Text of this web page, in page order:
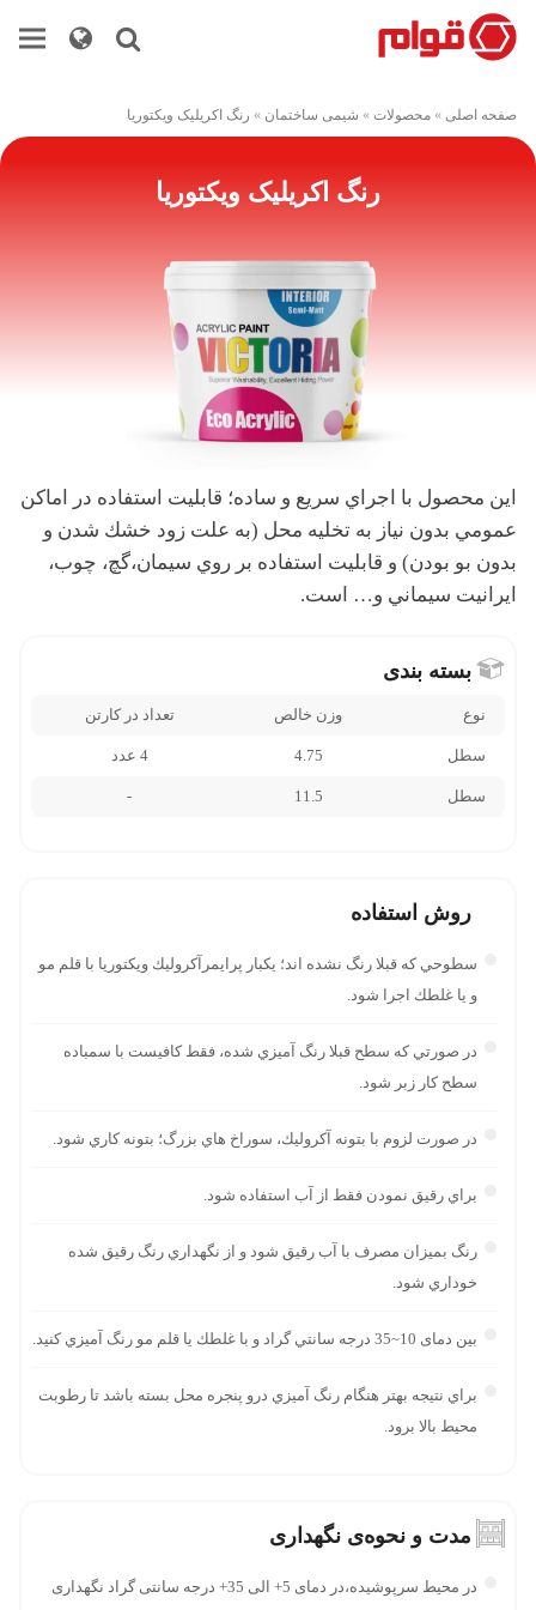
صفحه اصلی » محصولات » شیمی ساختمان » رنگ اکریلیک ویکتوریا
رنگ اکریلیک ویکتوریا
این محصول با اجراي سريع و ساده؛ قابليت استفاده در اماكن
عمومي بدون نياز به تخليه محل (به علت زود خشك شدن و
بدون بو بودن) و قابليت استفاده بر روي سيمان،گچ، چوب،
ايرانيت سيماني و… است.
بسته بندی
نوع وزن خالص تعداد در کارتن
سطل 4.75 4 عدد
سطل 11.5
-
روش استفاده
سطوحي كه قبلا رنگ نشده اند؛ يكبار پرايمرآكروليك ویکتوریا با قلم مو
و يا غلطك اجرا شود.
در صورتي كه سطح قبلا رنگ آميزي شده، فقط كافيست با سمباده
سطح كار زبر شود.
در صورت لزوم با بتونه آكروليك، سوراخ هاي بزرگ؛ بتونه كاري شود.
براي رقيق نمودن فقط از آب استفاده شود.
رنگ بميزان مصرف با آب رقيق شود و از نگهداري رنگ رقيق شده
خوداري شود.
بين دمای 10~35 درجه سانتي گراد و با غلطك يا قلم مو رنگ آميزي کنید.
براي نتيجه بهتر هنگام رنگ آميزي درو پنجره محل بسته باشد تا رطوبت
محيط بالا برود.
مدت و نحوه‌ی نگهداری
در محیط سرپوشیده،در دمای 5+ الی 35+ درجه سانتی گراد نگهداری